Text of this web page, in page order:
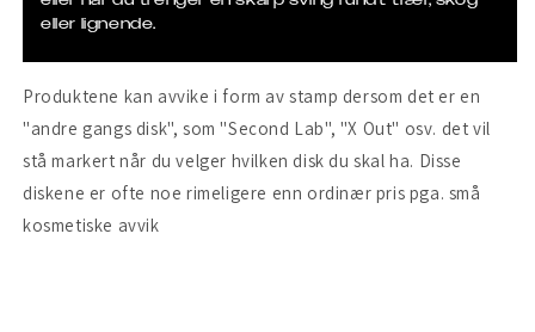
eller lignende.
Produktene kan avvike i form av stamp dersom det er en
"andre gangs disk", som "Second Lab", "X Out" osv. det vil
stå markert når du velger hvilken disk du skal ha. Disse
diskene er ofte noe rimeligere enn ordinær pris pga. små
kosmetiske avvik